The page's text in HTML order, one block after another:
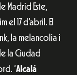
Madrid Este,
17 d’abril. El
la melancolia i
la Ciudad
‘Alcalá